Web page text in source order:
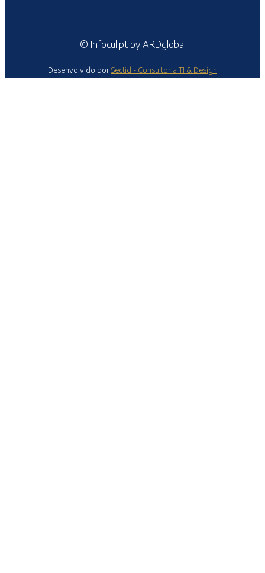
© Infocul.pt by ARDglobal
Desenvolvido porSectid - Consultoria TI & Design